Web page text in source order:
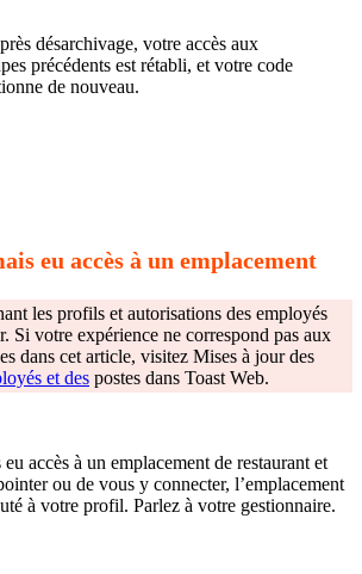
désarchivage, votre accès aux
précédents est rétabli, et votre code
de nouveau.
eu accès à un emplacement
les profils et autorisations des employés
Si votre expérience ne correspond pas aux
dans cet article, visitez Mises à jour des
et des postes dans Toast Web.
accès à un emplacement de restaurant et
ou de vous y connecter, l’emplacement
à votre profil. Parlez à votre gestionnaire.